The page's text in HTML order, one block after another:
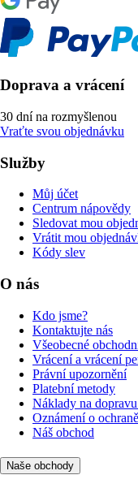
Doprava a vrácení
30 dní na rozmyšlenou
Vraťte svou objednávku
Služby
Můj účet
Centrum nápovědy
Sledovat mou
Vrátit mou
Kódy slev
O nás
Kdo jsme?
Kontaktujte nás
Všeobecné
Vrácení a vrácení
Právní upozornění
Platební metody
Náklady na
Oznámení o
Náš obchod
Naše obchody